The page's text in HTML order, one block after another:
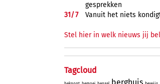
gesprekken
31/7 Vanuit het niets
Stel hier in welk nieuws jij
Tagcloud